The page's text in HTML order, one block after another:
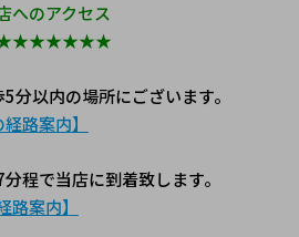
へのアクセス
分以内の場所にございます。
路案内】
程で当店に到着致します。
路案内】